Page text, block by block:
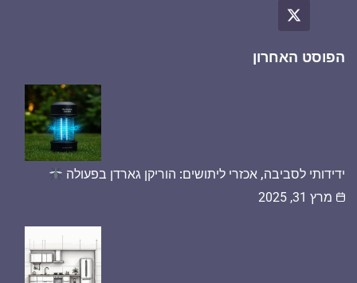
הפוסט האחרון
ידידותי לסביבה, אכזרי ליתושים: הוריקן גארדן בפעולה
מרץ 31, 2025